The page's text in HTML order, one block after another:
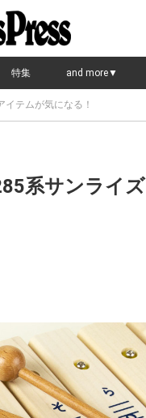
特集 and more▼
テムが気になる！
系サンライズ